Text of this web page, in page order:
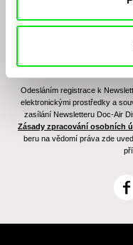
Odesláním registrace k
elektronickými prostředky a
zasílání Newsletteru Doc-Air
Zásady zpracování osobních
beru na vědomí práva zde
F
c